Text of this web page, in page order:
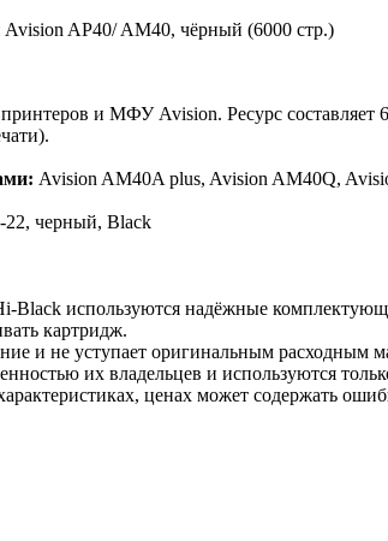
AP40/ AM40, чёрный (6000 стр.)
и МФУ Avision. Ресурс составляет
Avision AM40A plus, Avision AM40Q,
22, черный, Black
Black используются надёжные
картридж.
и не уступает оригинальным расходным
их владельцев и используются
ценах может содержать